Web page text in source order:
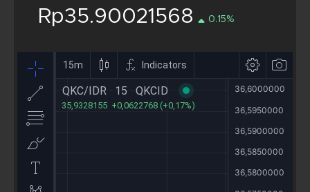
Rp35.90021568 0.15%